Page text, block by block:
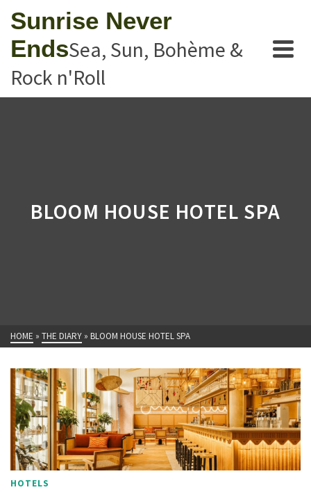
Sunrise Never
EndsSea, Sun, Bohème &
Rock n'Roll
BLOOM HOUSE HOTEL SPA
HOME » THE DIARY » BLOOM HOUSE HOTEL SPA
HOTELS